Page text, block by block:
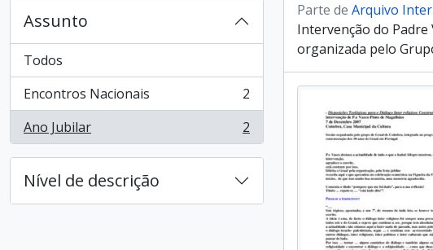
Assunto
Todos
Encontros Nacionais
, 2 resultados
2
Ano Jubilar
, 2 resultados 2
Nível de descrição
Parte de Arquivo
Intervenção do Padre
organizada pelo